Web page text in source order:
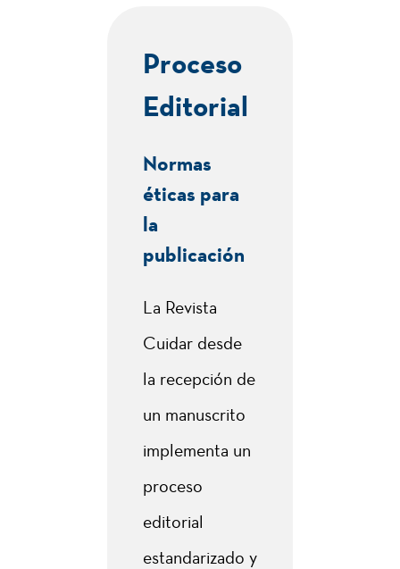
Proceso
Editorial
Normas
éticas para
la
publicación
La Revista
Cuidar desde
la recepción de
un manuscrito
implementa un
proceso
editorial
estandarizado y